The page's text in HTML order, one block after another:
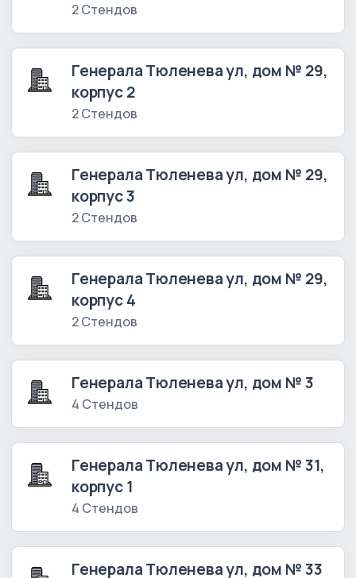
2 Стендов
Генерала Тюленева ул, дом № 29,
корпус 2
2 Стендов
Генерала Тюленева ул, дом № 29,
корпус 3
2 Стендов
Генерала Тюленева ул, дом № 29,
корпус 4
2 Стендов
Генерала Тюленева ул, дом № 3
4 Стендов
Генерала Тюленева ул, дом № 31,
корпус 1
4 Стендов
Генерала Тюленева ул, дом № 33